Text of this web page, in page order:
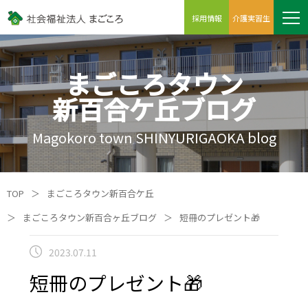
採用情報 介護実習生
まごころタウン
新百合ケ丘ブログ
Magokoro town SHINYURIGAOKA blog
TOP ＞
まごころタウン新百合ケ丘
＞
まごころタウン新百合ヶ丘ブログ ＞ 短冊のプレゼント🎁
2023.07.11
短冊のプレゼント🎁